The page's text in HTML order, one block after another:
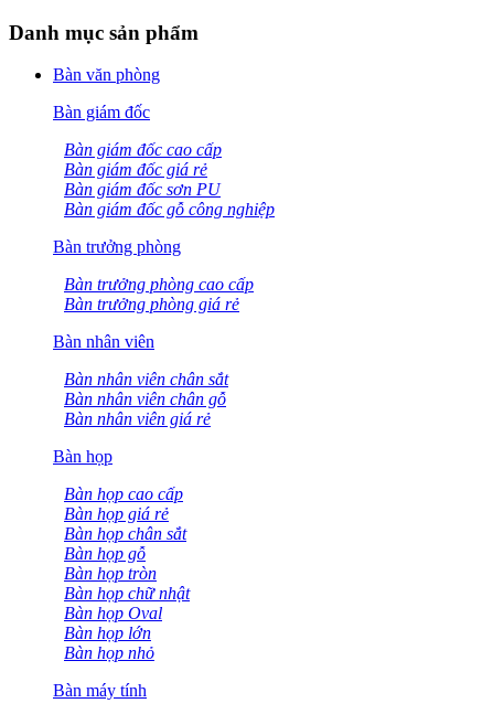
Danh mục sản phẩm
Bàn văn phòng
Bàn giám đốc
Bàn giám đốc cao cấp
Bàn giám đốc giá rẻ
Bàn giám đốc sơn PU
Bàn giám đốc gỗ công nghiệp
Bàn trưởng phòng
Bàn trưởng phòng cao cấp
Bàn trưởng phòng giá rẻ
Bàn nhân viên
Bàn nhân viên chân sắt
Bàn nhân viên chân gỗ
Bàn nhân viên giá rẻ
Bàn họp
Bàn họp cao cấp
Bàn họp giá rẻ
Bàn họp chân sắt
Bàn họp gỗ
Bàn họp tròn
Bàn họp chữ nhật
Bàn họp Oval
Bàn họp lớn
Bàn họp nhỏ
Bàn máy tính